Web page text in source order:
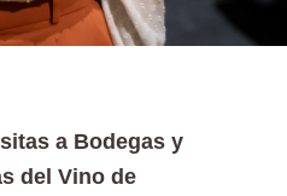
a Bodegas y
del Vino de